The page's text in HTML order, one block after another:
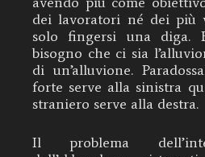
dei lavoratori né dei più
solo fingersi una diga.
bisogno che ci sia
di un’alluvione.
forte serve alla sinistra
straniero serve alla destra.
Il problema